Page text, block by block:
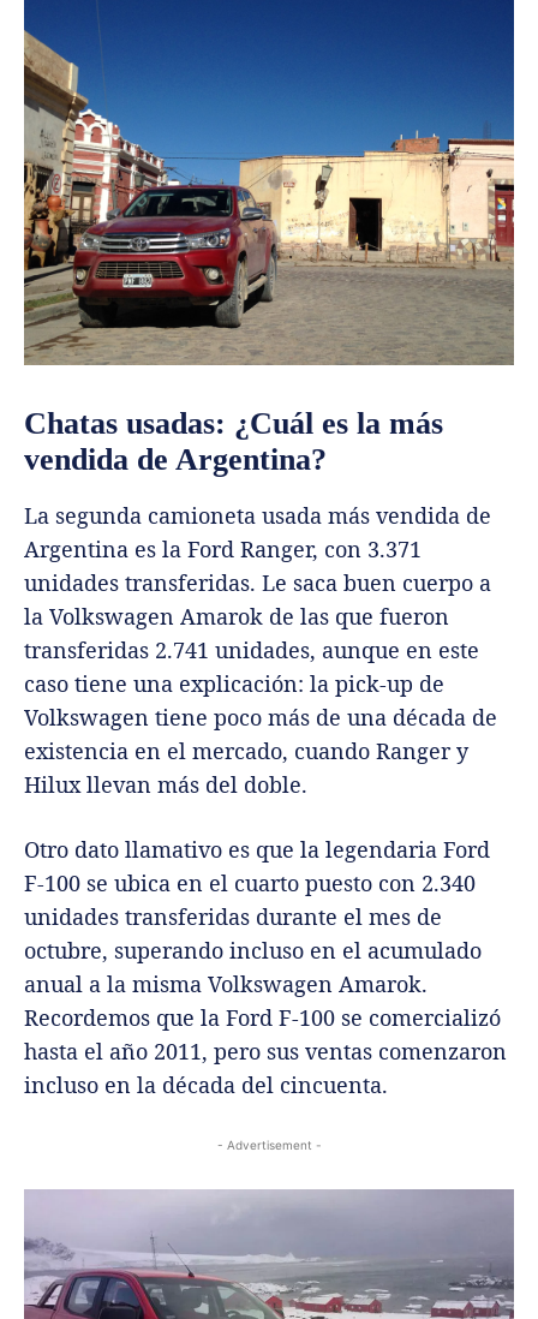
Chatas usadas: ¿Cuál es la más
vendida de Argentina?
La segunda camioneta usada más vendida de
Argentina es la Ford Ranger, con 3.371
unidades transferidas. Le saca buen cuerpo a
la Volkswagen Amarok de las que fueron
transferidas 2.741 unidades, aunque en este
caso tiene una explicación: la pick-up de
Volkswagen tiene poco más de una década de
existencia en el mercado, cuando Ranger y
Hilux llevan más del doble.
Otro dato llamativo es que la legendaria Ford
F-100 se ubica en el cuarto puesto con 2.340
unidades transferidas durante el mes de
octubre, superando incluso en el acumulado
anual a la misma Volkswagen Amarok.
Recordemos que la Ford F-100 se comercializó
hasta el año 2011, pero sus ventas comenzaron
incluso en la década del cincuenta.
- Advertisement -